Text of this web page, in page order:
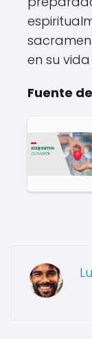
en su
Fuente